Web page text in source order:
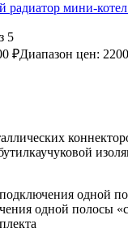
радиатор мини-
5
₽Диапазон цен:
одной
одной полосы